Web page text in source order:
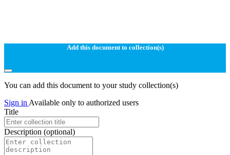
Add this document to collection(s)
You can add this document to your study collection(s)
Sign in Available only to authorized users
Title
Description (optional)